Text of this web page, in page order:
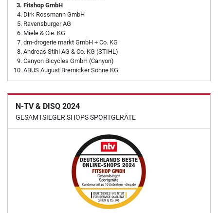
Fitshop GmbH
Dirk Rossmann GmbH
Ravensburger AG
Miele & Cie. KG
dm-drogerie markt GmbH + Co. KG
Andreas Stihl AG & Co. KG (STIHL)
Canyon Bicycles GmbH (Canyon)
ABUS August Bremicker Söhne KG
N-TV & DISQ 2024
GESAMTSIEGER SHOPS SPORTGERÄTE